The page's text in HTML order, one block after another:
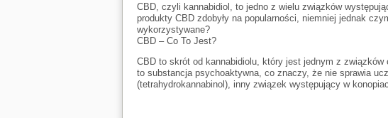
CBD, czyli kannabidiol, to jedno z wielu związków
produkty CBD zdobyły na popularności, niemniej jednak
wykorzystywane?
CBD – Co To Jest?
CBD to skrót od kannabidiolu, który jest jednym z
to substancja psychoaktywna, co znaczy, że nie sprawia
(tetrahydrokannabinol), inny związek występujący w